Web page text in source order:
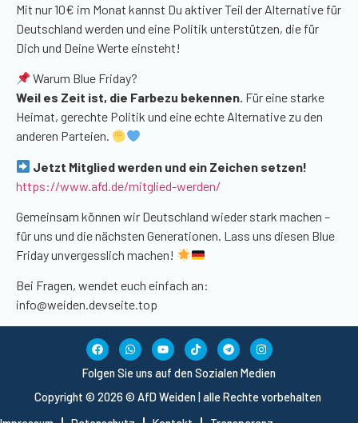
Mit nur10€ im Monat kannst Du aktiver Teil der Alternative für
Deutschland werden und eine Politik unterstützen, die für
Dich und Deine Werte einsteht!
Warum Blue Friday?
Weil es Zeit ist, die Farbezu bekennen. Für eine starke
Heimat, gerechte Politik und eine echte Alternative zu den
anderen Parteien.
Jetzt Mitglied werden und ein Zeichen setzen!
https://www.afd.de/mitglied-werden/
Gemeinsam können wir Deutschland wieder stark machen –
für uns und die nächsten Generationen. Lass uns diesen Blue
Friday unvergesslich machen!
Bei Fragen, wendet euch einfach an:
info@weiden.devseite.top
Copyright © 2026 © AfD Weiden | alle Rechte vorbehalten
Folgen Sie uns auf den Sozialen Medien